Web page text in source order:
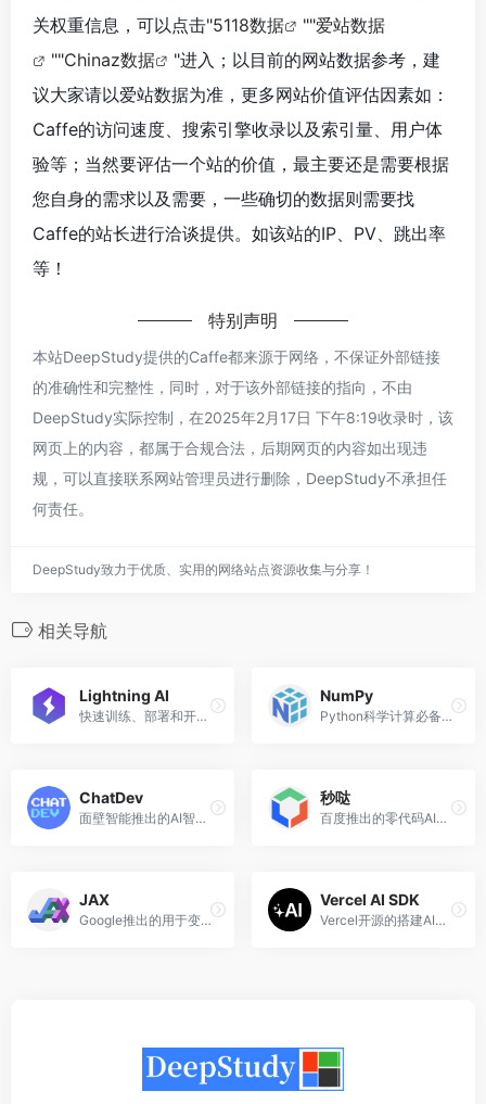
关权重信息，可以点击"5118数据 ""爱站数据
""Chinaz数据
"进入；以目前的网站数据参考，建
议大家请以爱站数据为准，更多网站价值评估因素如：
Caffe的访问速度、搜索引擎收录以及索引量、用户体
验等；当然要评估一个站的价值，最主要还是需要根据
您自身的需求以及需要，一些确切的数据则需要找
Caffe的站长进行洽谈提供。如该站的IP、PV、跳出率
等！
特别声明
本站DeepStudy提供的Caffe都来源于网络，不保证外部链接
的准确性和完整性，同时，对于该外部链接的指向，不由
DeepStudy实际控制，在2025年2月17日 下午8:19收录时，该
网页上的内容，都属于合规合法，后期网页的内容如出现违
规，可以直接联系网站管理员进行删除，DeepStudy不承担任
何责任。
DeepStudy致力于优质、实用的网络站点资源收集与分享！
相关导航
Lightning AI
快速训练、部署和开发人工智能产品的深度学习框架，由Pytorch Lightning团队推出
NumPy
Python科学计算必备的包
ChatDev
面壁智能推出的AI智能体软件开发平台，使用自然语言即可创建软件
秒哒
百度推出的零代码AI开发平台，一句话生成应用
JAX
Google推出的用于变换数值函数的机器学习框架
Vercel AI SDK
Vercel开源的搭建AI聊天机器人的开发套件，支持React/Svelte/Vue等框架